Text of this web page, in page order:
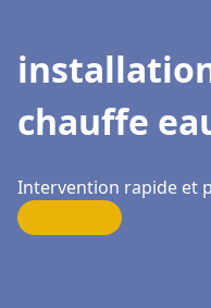
chauffe
Intervention rapide et